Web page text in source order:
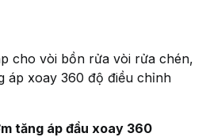
cho vòi bồn rửa vòi rửa chén,
áp xoay 360 độ điều chỉnh
tăng áp đầu xoay 360